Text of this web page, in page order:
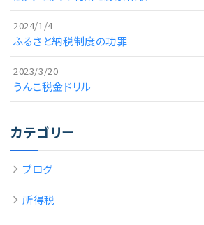
2024/1/4
ふるさと納税制度の功罪
2023/3/20
うんこ税金ドリル
カテゴリー
ブログ
所得税